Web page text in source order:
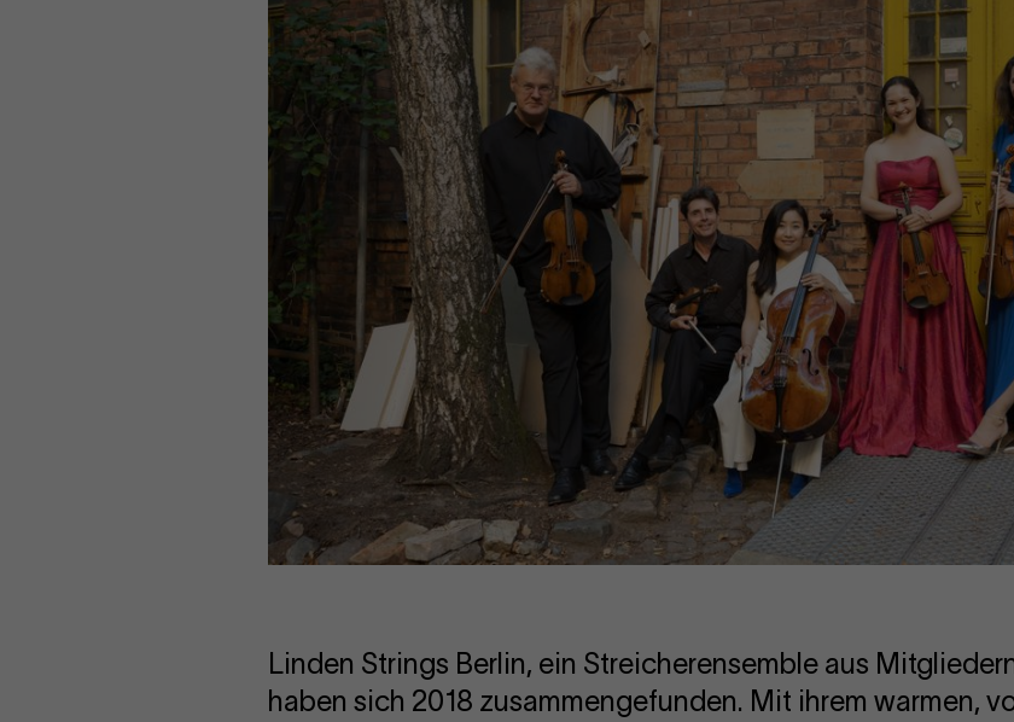
Linden Strings Berlin, ein Streicherensemble aus
haben sich 2018 zusammengefunden. Mit ihrem warmen,